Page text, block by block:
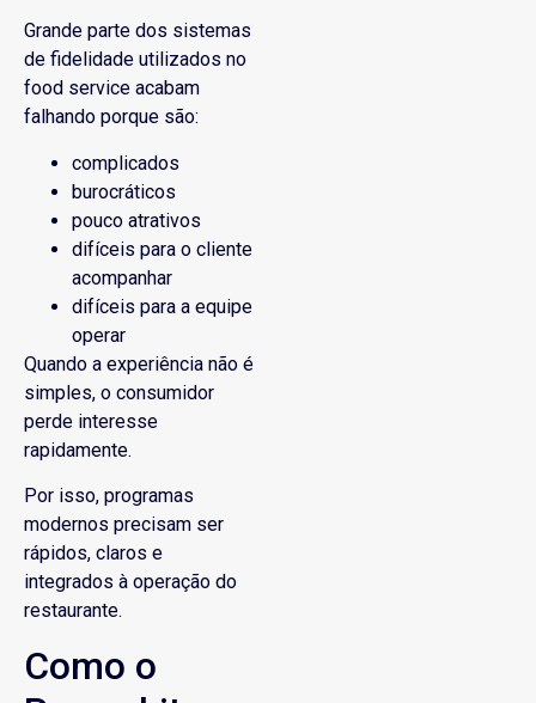
Grande parte dos sistemas
de fidelidade utilizados no
food service acabam
falhando porque são:
complicados
burocráticos
pouco atrativos
difíceis para o cliente
acompanhar
difíceis para a equipe
operar
Quando a experiência não é
simples, o consumidor
perde interesse
rapidamente.
Por isso, programas
modernos precisam ser
rápidos, claros e
integrados à operação do
restaurante.
Como o